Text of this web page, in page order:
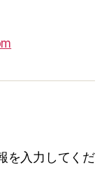
を入力してくだ